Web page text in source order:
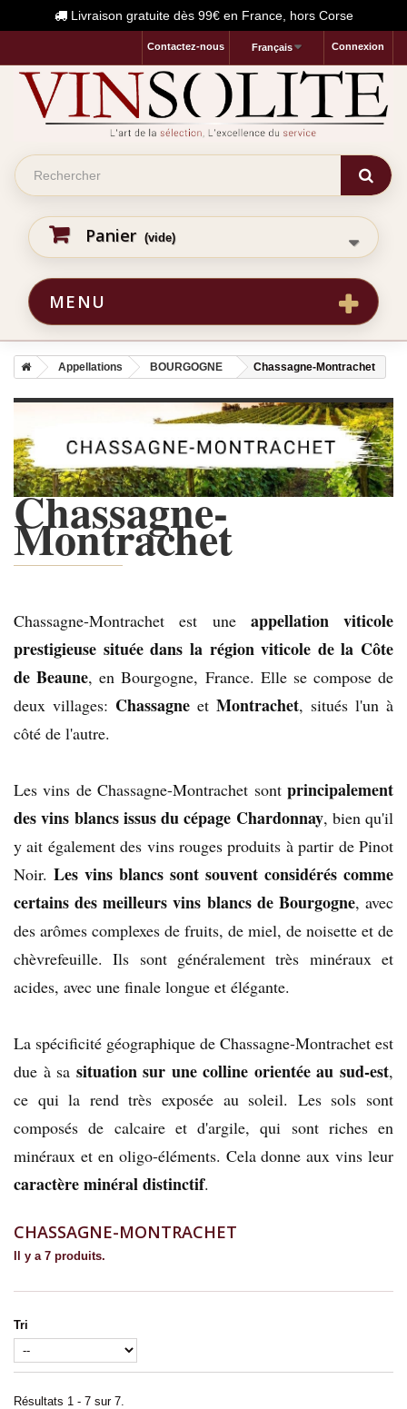
Livraison gratuite dès 99€ en France, hors Corse
Connexion
Français
Contactez-nous
Panier (vide)
MENU
Appellations BOURGOGNE Chassagne-Montrachet
Chassagne-
Montrachet
Chassagne-Montrachet est une appellation viticole
prestigieuse située dans la région viticole de la Côte
de Beaune, en Bourgogne, France. Elle se compose de
deux villages: Chassagne et Montrachet, situés l'un à
côté de l'autre.
Les vins de Chassagne-Montrachet sont principalement
des vins blancs issus du cépage Chardonnay, bien qu'il
y ait également des vins rouges produits à partir de Pinot
Noir. Les vins blancs sont souvent considérés comme
certains des meilleurs vins blancs de Bourgogne, avec
des arômes complexes de fruits, de miel, de noisette et de
chèvrefeuille. Ils sont généralement très minéraux et
acides, avec une finale longue et élégante.
La spécificité géographique de Chassagne-Montrachet est
due à sa situation sur une colline orientée au sud-est,
ce qui la rend très exposée au soleil. Les sols sont
composés de calcaire et d'argile, qui sont riches en
minéraux et en oligo-éléments. Cela donne aux vins leur
caractère minéral distinctif.
CHASSAGNE-MONTRACHET
Il y a 7 produits.
Tri
Résultats 1 - 7 sur 7.